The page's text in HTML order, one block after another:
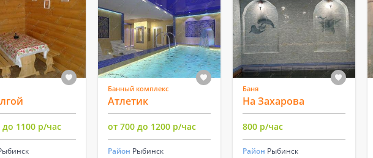
до 1100 р/час
Банный комплекс
Атлетик
от 700 до 1200 р/час
Район Рыбинск
Баня
На Захарова
800 р/час
Район Рыбинск